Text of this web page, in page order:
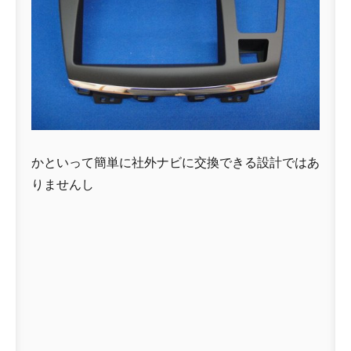
かといって簡単に社外ナビに交換できる設計ではあ
りませんし